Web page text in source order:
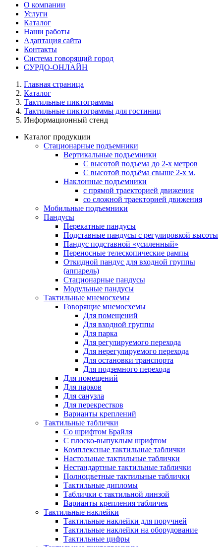
О компании
Услуги
Каталог
Наши работы
Адаптация сайта
Контакты
Система говорящий город
СУРДО-ОНЛАЙН
Главная страница
Каталог
Тактильные пиктограммы
Тактильные пиктограммы для гостиниц
Информационный стенд
Каталог продукции
Стационарные подъемники
Вертикальные подъемники
С высотой подъема до 2-х метров
С высотой подъёма свыше 2-х м.
Наклонные подъемники
с прямой траекторией движения
со сложной траекторией движения
Мобильные подъемники
Пандусы
Перекатные пандусы
Подставные пандусы с регулировкой выcоты
Пандус подставной «усиленный»
Переносные телескопические рампы
Откидной пандус для входной группы
(аппарель)
Стационарные пандусы
Модульные пандусы
Тактильные мнемосхемы
Говорящие мнемосхемы
Для помещений
Для входной группы
Для парка
Для регулируемого перехода
Для нерегулируемого перехода
Для остановки транспорта
Для подземного перехода
Для помещений
Для парков
Для санузла
Для перекрестков
Варианты креплений
Тактильные таблички
Со шрифтом Брайля
С плоско-выпуклым шрифтом
Комплексные тактильные таблички
Настольные тактильные таблички
Нестандартные тактильные таблички
Полноцветные тактильные таблички
Тактильные дипломы
Таблички с тактильной линзой
Варианты крепления табличек
Тактильные наклейки
Тактильные наклейки для поручней
Тактильные наклейки на оборудование
Тактильные цифры